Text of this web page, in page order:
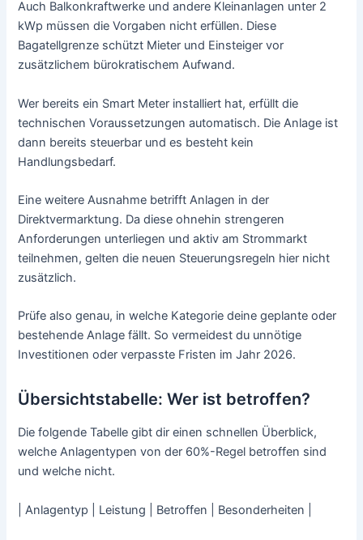
Auch Balkonkraftwerke und andere Kleinanlagen unter 2
kWp müssen die Vorgaben nicht erfüllen. Diese
Bagatellgrenze schützt Mieter und Einsteiger vor
zusätzlichem bürokratischem Aufwand.
Wer bereits ein Smart Meter installiert hat, erfüllt die
technischen Voraussetzungen automatisch. Die Anlage ist
dann bereits steuerbar und es besteht kein
Handlungsbedarf.
Eine weitere Ausnahme betrifft Anlagen in der
Direktvermarktung. Da diese ohnehin strengeren
Anforderungen unterliegen und aktiv am Strommarkt
teilnehmen, gelten die neuen Steuerungsregeln hier nicht
zusätzlich.
Prüfe also genau, in welche Kategorie deine geplante oder
bestehende Anlage fällt. So vermeidest du unnötige
Investitionen oder verpasste Fristen im Jahr 2026.
Übersichtstabelle: Wer ist betroffen?
Die folgende Tabelle gibt dir einen schnellen Überblick,
welche Anlagentypen von der 60%-Regel betroffen sind
und welche nicht.
| Anlagentyp | Leistung | Betroffen | Besonderheiten |